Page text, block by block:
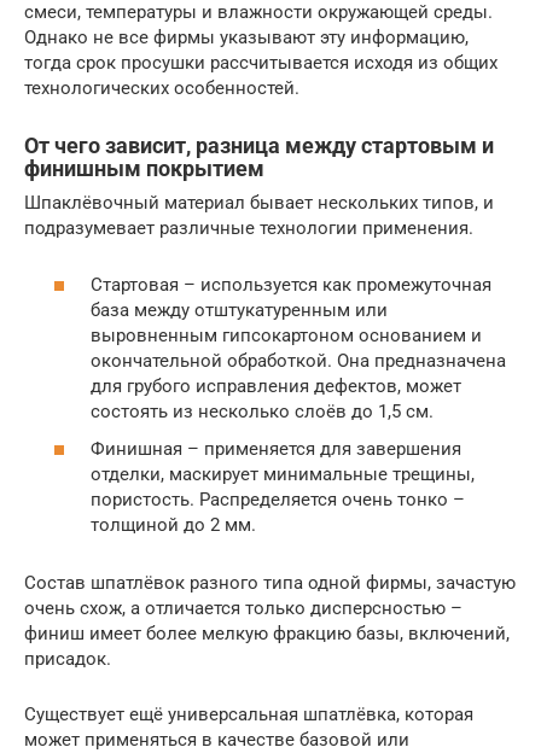
смеси, температуры и влажности окружающей среды.
Однако не все фирмы указывают эту информацию,
тогда срок просушки рассчитывается исходя из общих
технологических особенностей.
От чего зависит, разница между стартовым и
финишным покрытием
Шпаклёвочный материал бывает нескольких типов, и
подразумевает различные технологии применения.
Стартовая – используется как промежуточная
база между отштукатуренным или
выровненным гипсокартоном основанием и
окончательной обработкой. Она предназначена
для грубого исправления дефектов, может
состоять из несколько слоёв до 1,5 см.
Финишная – применяется для завершения
отделки, маскирует минимальные трещины,
пористость. Распределяется очень тонко –
толщиной до 2 мм.
Состав шпатлёвок разного типа одной фирмы, зачастую
очень схож, а отличается только дисперсностью –
финиш имеет более мелкую фракцию базы, включений,
присадок.
Существует ещё универсальная шпатлёвка, которая
может применяться в качестве базовой или